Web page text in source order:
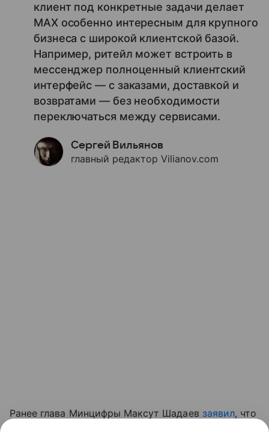
клиент под конкретные задачи делает
MAX особенно интересным для крупного
бизнеса с широкой клиентской базой.
Например, ритейл может встроить в
мессенджер полноценный клиентский
интерфейс — с заказами, доставкой и
возвратами — без необходимости
переключаться между сервисами.
Сергей Вильянов
главный редактор Vilianov.com
Ранее глава Минцифры Максут Шадаев заявил, что